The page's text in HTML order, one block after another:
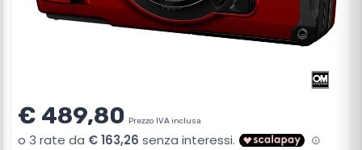
€ 489,80 Prezzo IVA inclusa